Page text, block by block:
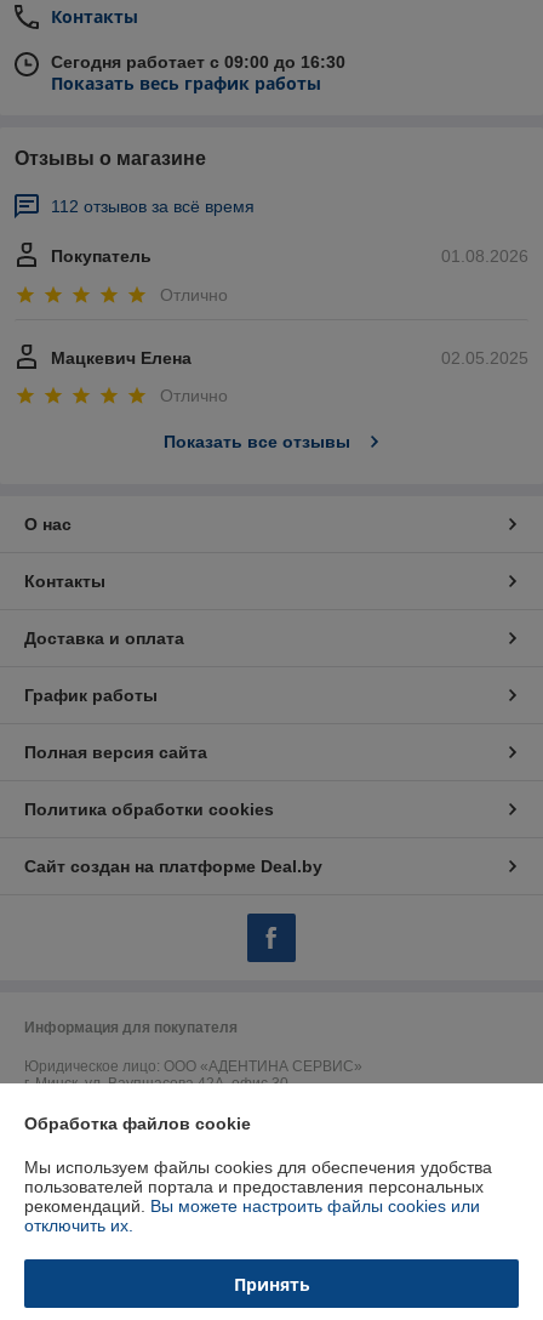
Контакты
Сегодня работает с 09:00 до 16:30
Показать весь график работы
Отзывы о магазине
112 отзывов за всё время
01.08.2026
Покупатель
Отлично
02.05.2025
Мацкевич Елена
Отлично
Показать все отзывы
О нас
Контакты
Доставка и оплата
График работы
Полная версия сайта
Политика обработки cookies
Сайт создан на платформе Deal.by
Информация для покупателя
Юридическое лицо: ООО «АДЕНТИНА СЕРВИС»
г. Минск, ул. Ваупшасова 42А, офис 30
Регистрационный номер ЕГР: 191157902
УНП: 191157902
Регистрационный орган: Горисполком
Ссылка на свидетельство/лицензию
Обработка файлов cookie
Мы используем файлы cookies для обеспечения удобства
пользователей портала и предоставления персональных
рекомендаций. Вы можете настроить файлы cookies или
отключить их.
Принять